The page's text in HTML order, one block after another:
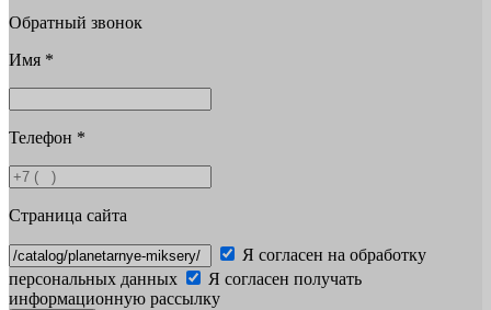
Обратный звонок
Имя *
Телефон *
Страница сайта
Я согласен на обработку
персональных данных
Я согласен получать
информационную рассылку